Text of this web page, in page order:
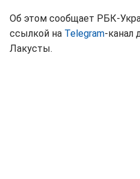
Об этом сообщает РБК-
ссылкой на Telegram-канал
Лакусты.